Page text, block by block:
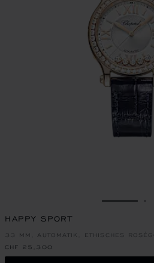
ZUR
HAPPY SPORT
33 MM, AUTOMATIK, ETHISCHES
CHF 25,300